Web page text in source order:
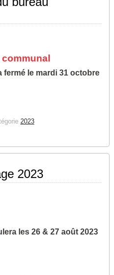
fermé le mardi 31 octobre
2023
2023
les 26 & 27 août 2023